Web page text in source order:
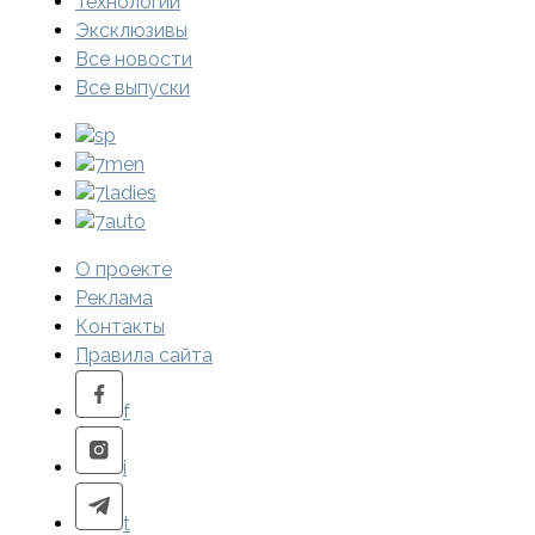
Эксклюзивы
Все новости
Все выпуски
sp
7men
7ladies
7auto
О проекте
Реклама
Контакты
Правила сайта
f
i
t